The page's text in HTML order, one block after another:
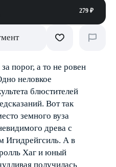
279 ₽
порог, а то не ровен
неловкое
блюстителей
Вот так
земного вуза
древа с
Игидрейгсиль. А в
Хаг и юный
получилась